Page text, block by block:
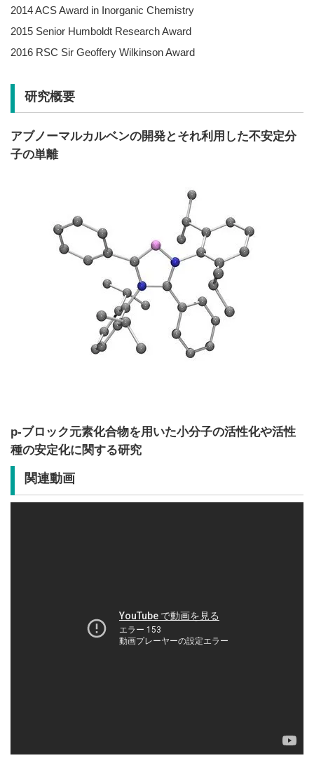
2014 ACS Award in Inorganic Chemistry
2015 Senior Humboldt Research Award
2016 RSC Sir Geoffery Wilkinson Award
研究概要
アブノーマルカルベンの開発とそれ利用した不安定分
子の単離
p-ブロック元素化合物を用いた小分子の活性化や活性
種の安定化に関する研究
関連動画